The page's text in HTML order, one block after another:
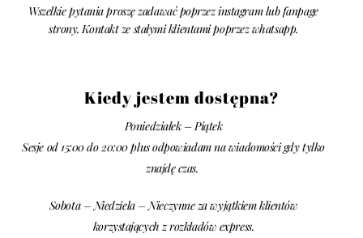
Wszelkie pytania proszę zadawać poprzez instagram lub fanpage
strony. Kontakt ze stałymi klientami poprzez whatsapp.
Kiedy jestem dostępna?
Poniedziałek – Piątek
Sesje od 15:00 do 20:00 plus odpowiadam na wiadomości gdy tylko
znajdę czas.
Sobota – Niedziela – Nieczynne za wyjątkiem klientów
korzystających z rozkładów express.